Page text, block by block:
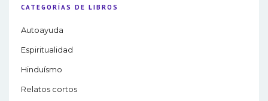
CATEGORÍAS DE LIBROS
Autoayuda
Espiritualidad
Hinduísmo
Relatos cortos